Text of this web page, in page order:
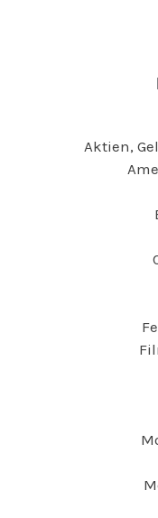
Aktien,